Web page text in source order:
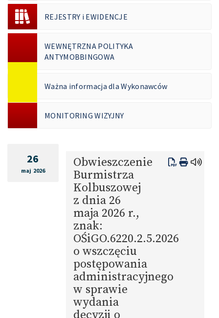
REJESTRY i EWIDENCJE
WEWNĘTRZNA POLITYKA
ANTYMOBBINGOWA
Ważna informacja dla Wykonawców
MONITORING WIZYJNY
26
maj 2026
Obwieszczenie
Burmistrza
Kolbuszowej
z dnia 26
maja 2026 r.,
znak:
OŚiGO.6220.2.5.2026
o wszczęciu
postępowania
administracyjnego
w sprawie
wydania
decyzji o